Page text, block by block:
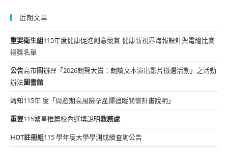
近期文章
重要衛生組115年度健康促進創意競賽-健康新視界海報設計與電繪比賽
得獎名單
公告高市圖辦理「2026朗聲大賞：朗讀文本演出影片徵選活動」之活動
辦法圖書館
轉知115年 度「周產期高風險孕產婦追蹤關懷計畫說明」
重要115繁星推薦校內選填說明教務處
HOT註冊組115 學年度大學學測成績查詢公告